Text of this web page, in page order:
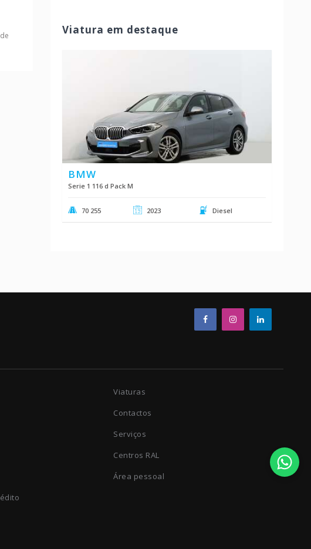
Viatura em destaque
BMW
Serie 1 116 d Pack M
70 255 2023 Diesel
Viaturas
Contactos
Serviços
Centros RAL
Área pessoal